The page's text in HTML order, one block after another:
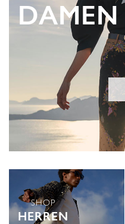
DAMEN
SHOP
HERREN